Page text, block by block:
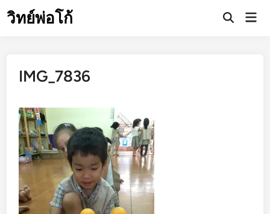
toวิทย์พ่อโก้
Open
IMG_7836